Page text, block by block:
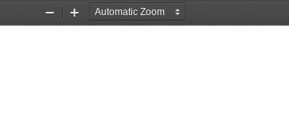
Zoom
Zoom